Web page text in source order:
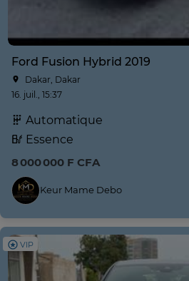
Ford Fusion Hybrid 2019
Dakar, Dakar
16. juil., 15:37
Automatique
Essence
8 000 000 F CFA
Keur Mame Debo
VIP